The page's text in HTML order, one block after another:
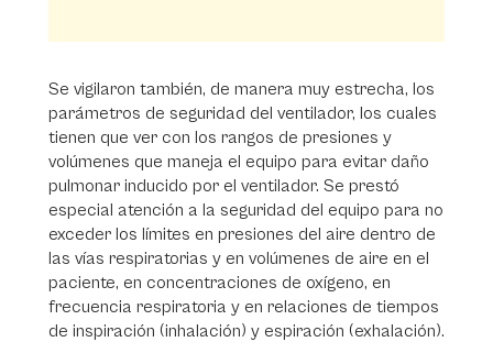
Se vigilaron también, de manera muy estrecha, los
parámetros de seguridad del ventilador, los cuales
tienen que ver con los rangos de presiones y
volúmenes que maneja el equipo para evitar daño
pulmonar inducido por el ventilador. Se prestó
especial atención a la seguridad del equipo para no
exceder los límites en presiones del aire dentro de
las vías respiratorias y en volúmenes de aire en el
paciente, en concentraciones de oxígeno, en
frecuencia respiratoria y en relaciones de tiempos
de inspiración (inhalación) y espiración (exhalación).